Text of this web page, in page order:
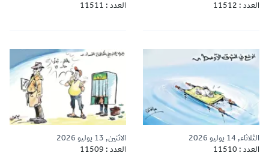
العدد : 11512
العدد : 11511
الثلاثاء, 14 يوليو 2026
العدد : 11510
الاثنين, 13 يوليو 2026
العدد : 11509